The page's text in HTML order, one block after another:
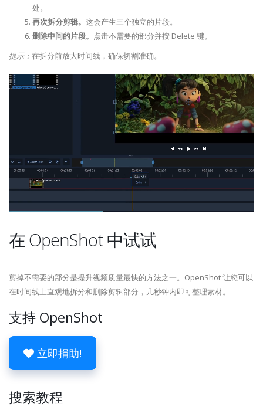
处。
再次拆分剪辑。 这会产生三个独立的片段。
删除中间的片段。 点击不需要的部分并按 Delete 键。
提示： 在拆分前放大时间线，确保切割准确。
在 OpenShot 中试试
剪掉不需要的部分是提升视频质量最快的方法之一。OpenShot 让您可以
在时间线上直观地拆分和删除剪辑部分，几秒钟内即可整理素材。
支持 OpenShot
立即捐助!
搜索教程